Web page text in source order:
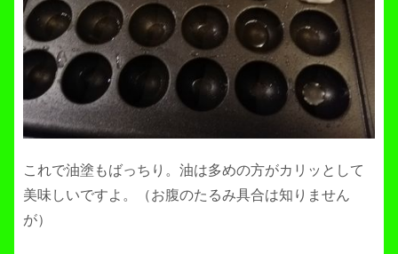
これで油塗もばっちり。油は多めの方がカリッとして
美味しいですよ。（お腹のたるみ具合は知りません
が）